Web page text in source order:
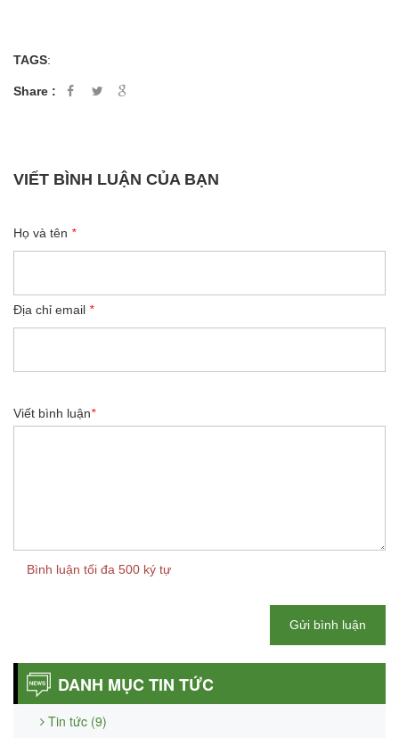
TAGS:
Share :
VIẾT BÌNH LUẬN CỦA BẠN
Họ và tên *
Địa chỉ email *
Viết bình luận*
Bình luận tối đa 500 ký tự
Gửi bình luận
DANH MỤC TIN TỨC
Tin tức (9)